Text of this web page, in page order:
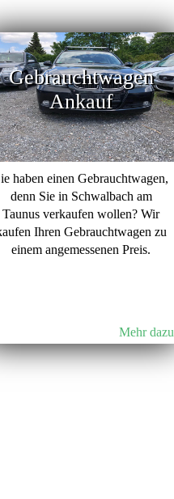
Gebrauchtwagen
Ankauf
haben einen Gebrauchtwagen,
denn Sie in Schwalbach am
Taunus verkaufen wollen? Wir
Ihren Gebrauchtwagen zu
einem angemessenen Preis.
Mehr dazu